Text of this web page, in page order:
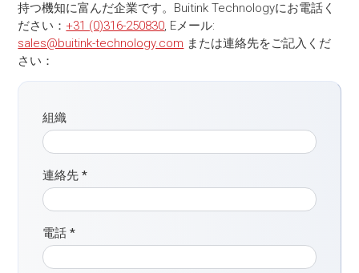
持つ機知に富んだ企業です。Buitink Technologyにお電話く
ださい： +31 (0)316-250830, Eメール:
sales@buitink-technology.com または連絡先をご記入くだ
さい：
組織
連絡先*
電話*